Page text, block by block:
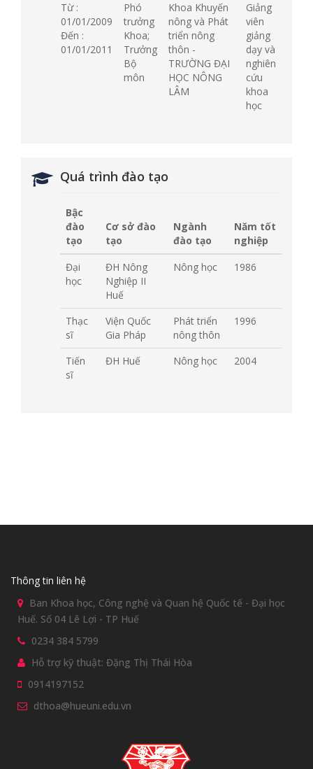
Từ :
01/01/2009
Đến :
01/01/2011
Phó
trưởng
Khoa;
Trưởng
Bộ
môn
Khoa Khuyến
nông và Phát
triển nông
thôn -
TRƯỜNG ĐẠI
HỌC NÔNG
LÂM
Giảng
viên
giảng
dạy và
nghiên
cứu
khoa
học
Quá trình đào tạo
Bậc
đào
tạo
Cơ sở đào
tạo
Ngành
đào tạo
Năm tốt
nghiệp
Đại
học
ĐH Nông
Nghiệp II
Huế
Nông học 1986
Thạc
sĩ
Viện Quốc
Gia Pháp
Phát triển
nông thôn
1996
Tiến
sĩ
ĐH Huế Nông học 2004
Thông tin liên hệ
Ban Khoa học, Công nghệ và Quan hệ Quốc tế - Đại học
Huế. Số 04 Lê Lợi - TP Huế
0234 384 5799
Hỗ trợ kỹ thuật: Đặng Thị Thái Hòa
0914197152
dthoa@hueuni.edu.vn